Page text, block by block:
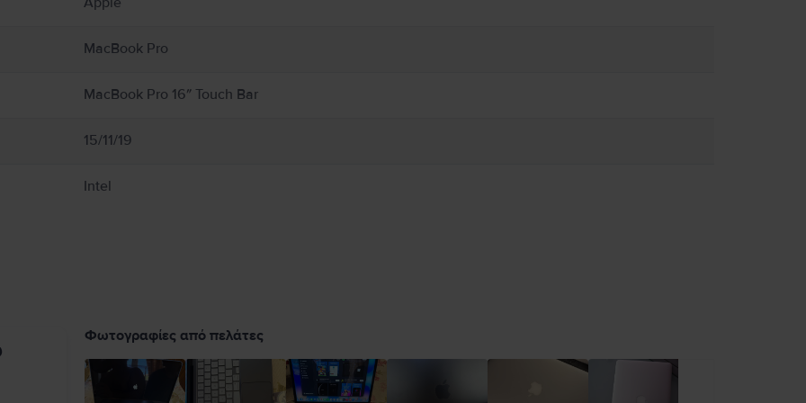
από υγρασία, ή καιρικά φαινόμενα όπως βροχή, χιόνι και ομίχλη. Για να μειώσετε τον κίνδυνο υπερθέρμανσης ή τραυματισμών που
επαφή με τη συσκευή ή τον προσαρμογέα τροφοδοτικού της κατά τη λειτουργία ή τη σύνδεση σε πηγή τροφοδοσίας. Το MacBook περιέχει
πεδία. Αυτοί οι μαγνήτες και τα ηλεκτρομαγνητικά πεδία ενδέχεται να επηρεάσουν τη λειτουργία ιατρικών συσκευών.
MacBook Pro
MacBook Pro 16″ Touch Bar
15/11/19
Intel
Φωτογραφίες από πελάτες